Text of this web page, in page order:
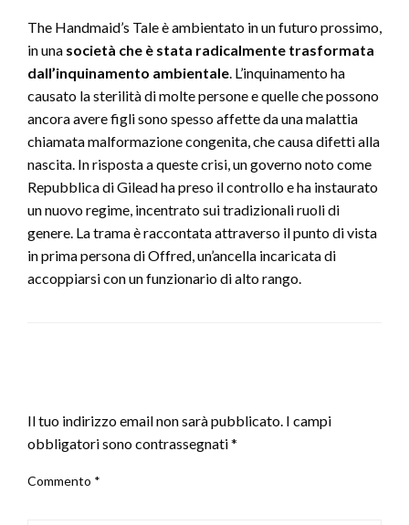
The Handmaid’s Tale è ambientato in un futuro prossimo,
in una società che è stata radicalmente trasformata
dall’inquinamento ambientale. L’inquinamento ha
causato la sterilità di molte persone e quelle che possono
ancora avere figli sono spesso affette da una malattia
chiamata malformazione congenita, che causa difetti alla
nascita. In risposta a queste crisi, un governo noto come
Repubblica di Gilead ha preso il controllo e ha instaurato
un nuovo regime, incentrato sui tradizionali ruoli di
genere. La trama è raccontata attraverso il punto di vista
in prima persona di Offred, un’ancella incaricata di
accoppiarsi con un funzionario di alto rango.
Il tuo indirizzo email non sarà pubblicato. I campi
obbligatori sono contrassegnati*
Commento *